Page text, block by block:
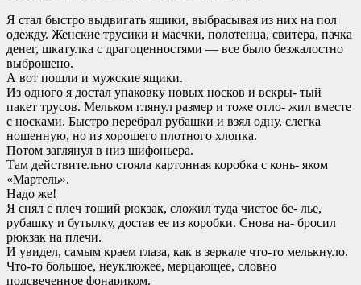
Я стал быстро выдвигать ящики, выбрасывая из них на пол
одежду. Женские трусики и маечки, полотенца, свитера, пачка
денег, шкатулка с драгоценностями — все было безжалостно
выброшено.
А вот пошли и мужские ящики.
Из одного я достал упаковку новых носков и вскры- тый
пакет трусов. Мельком глянул размер и тоже отло- жил вместе
с носками. Быстро перебрал рубашки и взял одну, слегка
ношенную, но из хорошего плотного хлопка.
Потом заглянул в низ шифоньера.
Там действительно стояла картонная коробка с конь- яком
«Мартель».
Надо же!
Я снял с плеч тощий рюкзак, сложил туда чистое бе- лье,
рубашку и бутылку, достав ее из коробки. Снова на- бросил
рюкзак на плечи.
И увидел, самым краем глаза, как в зеркале что-то мелькнуло.
Что-то большое, неуклюжее, мерцающее, словно
подсвеченное фонариком.